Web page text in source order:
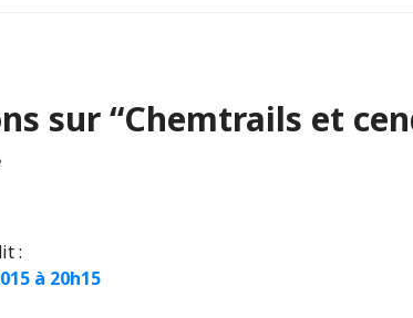
sur “Chemtrails et
:
à 20h15